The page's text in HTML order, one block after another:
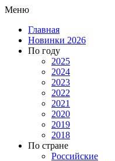
Меню
Главная
Новинки 2026
По году
2025
2024
2023
2022
2021
2020
2019
2018
По стране
Российские